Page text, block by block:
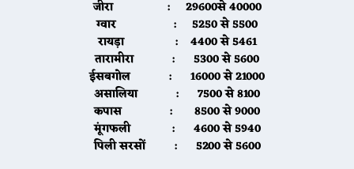
जीरा :
29600से 40000
ग्वार :
5250 से 5500
रायड़ा :
4400 से 5461
तारामीरा : 5300 से 5600
ईसबगोल : 16000 से 21000
असालिया :
7500 से 8100
कपास :
8500 से 9000
मूंगफली :
4600 से 5940
पिली सरसों :
5200 से 5600